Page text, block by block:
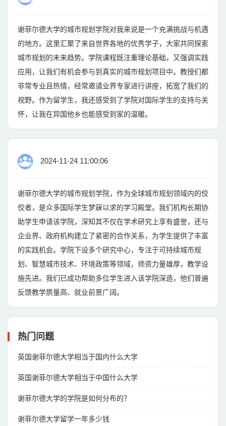
谢菲尔德大学的城市规划学院对我来说是一个充满挑战与机遇
的地方。这里汇聚了来自世界各地的优秀学子，大家共同探索
城市规划的未来趋势。学院课程既注重理论基础，又强调实践
应用，让我们有机会参与到真实的城市规划项目中。教授们都
非常专业且热情，经常邀请业界专家进行讲座，拓宽了我们的
视野。作为留学生，我还感受到了学院对国际学生的支持与关
怀，让我在异国他乡也能感受到家的温暖。
2024-11-24 11:00:06
谢菲尔德大学的城市规划学院，作为全球城市规划领域内的佼
佼者，是众多国际学生梦寐以求的学习殿堂。我们机构长期协
助学生申请该学院，深知其不仅在学术研究上享有盛誉，还与
企业界、政府机构建立了紧密的合作关系，为学生提供了丰富
的实践机会。学院下设多个研究中心，专注于可持续城市规
划、智慧城市技术、环境政策等领域，师资力量雄厚，教学设
施先进。我们已成功帮助多位学生进入该学院深造，他们普遍
反馈教学质量高、就业前景广阔。
热门问题
英国谢菲尔德大学相当于国内什么大学
英国谢菲尔德大学相当于中国什么大学
谢菲尔德大学的学院是如何分布的？
谢菲尔德大学留学一年多少钱